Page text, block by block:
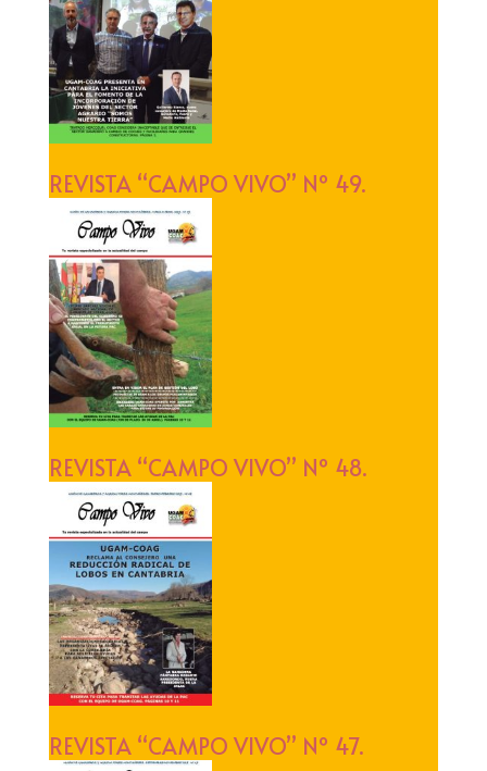
REVISTA “CAMPO VIVO” Nº 49.
REVISTA “CAMPO VIVO” Nº 48.
REVISTA “CAMPO VIVO” Nº 47.